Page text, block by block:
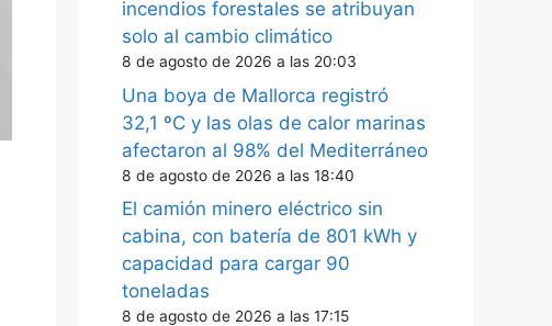
incendios forestales se atribuyan
solo al cambio climático
8 de agosto de 2026 a las 20:03
Una boya de Mallorca registró
32,1 ºC y las olas de calor marinas
afectaron al 98% del Mediterráneo
8 de agosto de 2026 a las 18:40
El camión minero eléctrico sin
cabina, con batería de 801 kWh y
capacidad para cargar 90
toneladas
8 de agosto de 2026 a las 17:15